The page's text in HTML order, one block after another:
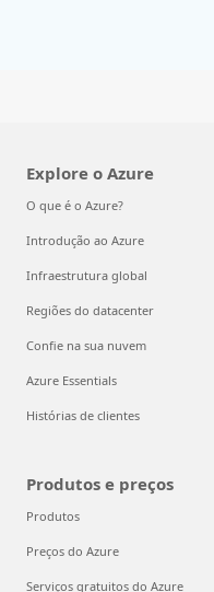
Explore o Azure
O que é o Azure?
Introdução ao Azure
Infraestrutura global
Regiões do datacenter
Confie na sua nuvem
Azure Essentials
Histórias de clientes
Produtos e preços
Produtos
Preços do Azure
Serviços gratuitos do Azure